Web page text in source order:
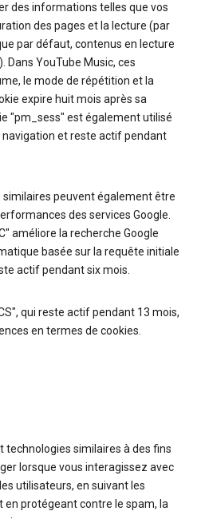
des informations telles que vos
des pages et la lecture (par
par défaut, contenus en lecture
Dans YouTube Music, ces
le mode de répétition et la
expire huit mois après sa
"pm_sess" est également utilisé
et reste actif pendant
similaires peuvent également être
des services Google.
améliore la recherche Google
basée sur la requête initiale
actif pendant six mois.
qui reste actif pendant 13 mois,
en termes de cookies.
technologies similaires à des fins
lorsque vous interagissez avec
utilisateurs, en suivant les
en protégeant contre le spam, la